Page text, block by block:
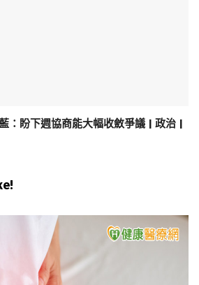
盼下週協商能大幅收斂爭議 | 政治 |